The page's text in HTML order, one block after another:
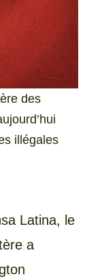
des
illégales
Latina, le
a